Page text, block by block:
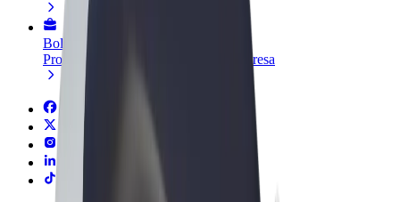
Bolt for Business
Produtos da Bolt ajustados à sua empresa